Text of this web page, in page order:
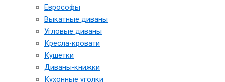
Еврософы
Выкатные диваны
Угловые диваны
Кресла-кровати
Кушетки
Диваны-книжки
Кухонные уголки